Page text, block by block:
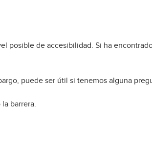
posible de accesibilidad. Si ha
puede ser útil si tenemos alguna
barrera.